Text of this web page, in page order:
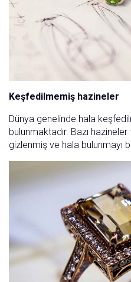
Keşfedilmemiş hazineler
Dünya genelinde hala
bulunmaktadır. Bazı
gizlenmiş ve hala bulunmayı